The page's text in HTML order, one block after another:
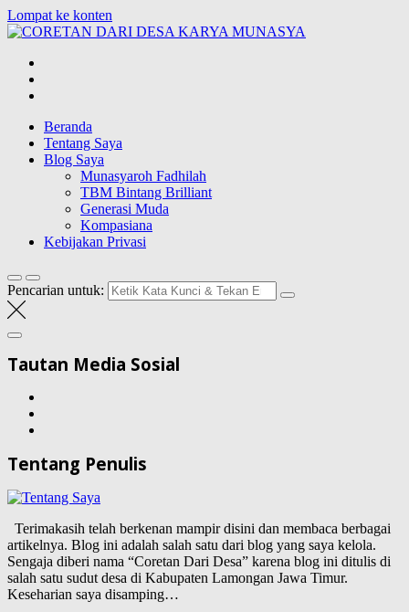
Lompat ke konten
Blog Wong Ndeso yang ingin berbagi berbagai hal di sekitarnya
Beranda
Tentang Saya
Blog Saya
Munasyaroh Fadhilah
TBM Bintang Brilliant
Generasi Muda
Kompasiana
Kebijakan Privasi
Pencarian untuk:
Tautan Media Sosial
Tentang Penulis
Terimakasih telah berkenan mampir disini dan membaca berbagai
artikelnya. Blog ini adalah salah satu dari blog yang saya kelola.
Sengaja diberi nama “Coretan Dari Desa” karena blog ini ditulis di
salah satu sudut desa di Kabupaten Lamongan Jawa Timur.
Keseharian saya disamping…